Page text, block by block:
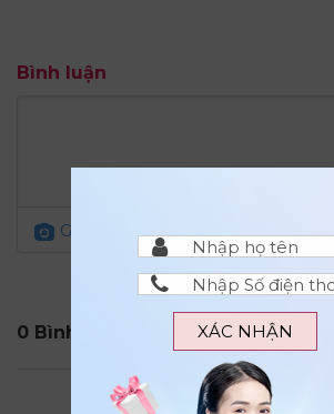
Bình luận
Gửi ảnh Quy định đăng bình luận
0 Bình Luận XÁC NHẬN